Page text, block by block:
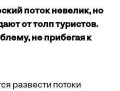
поток невелик, но
от толп туристов.
не прибегая к
развести потоки